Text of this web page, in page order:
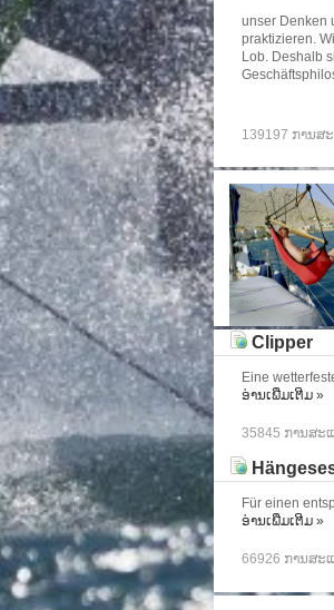
unser Denken
praktizieren.
Lob. Deshalb
139197 ການສ
Clipper
Eine
ອ່ານ​ເພີ່ມ​ເຕີມ »
35845 ການສະ
Für einen
ອ່ານ​ເພີ່ມ​ເຕີມ »
66926 ການສະ